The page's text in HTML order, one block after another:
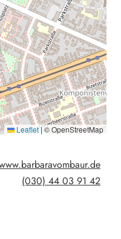
Leaflet|© OpenStreetMap
(030) 44 03 91 42